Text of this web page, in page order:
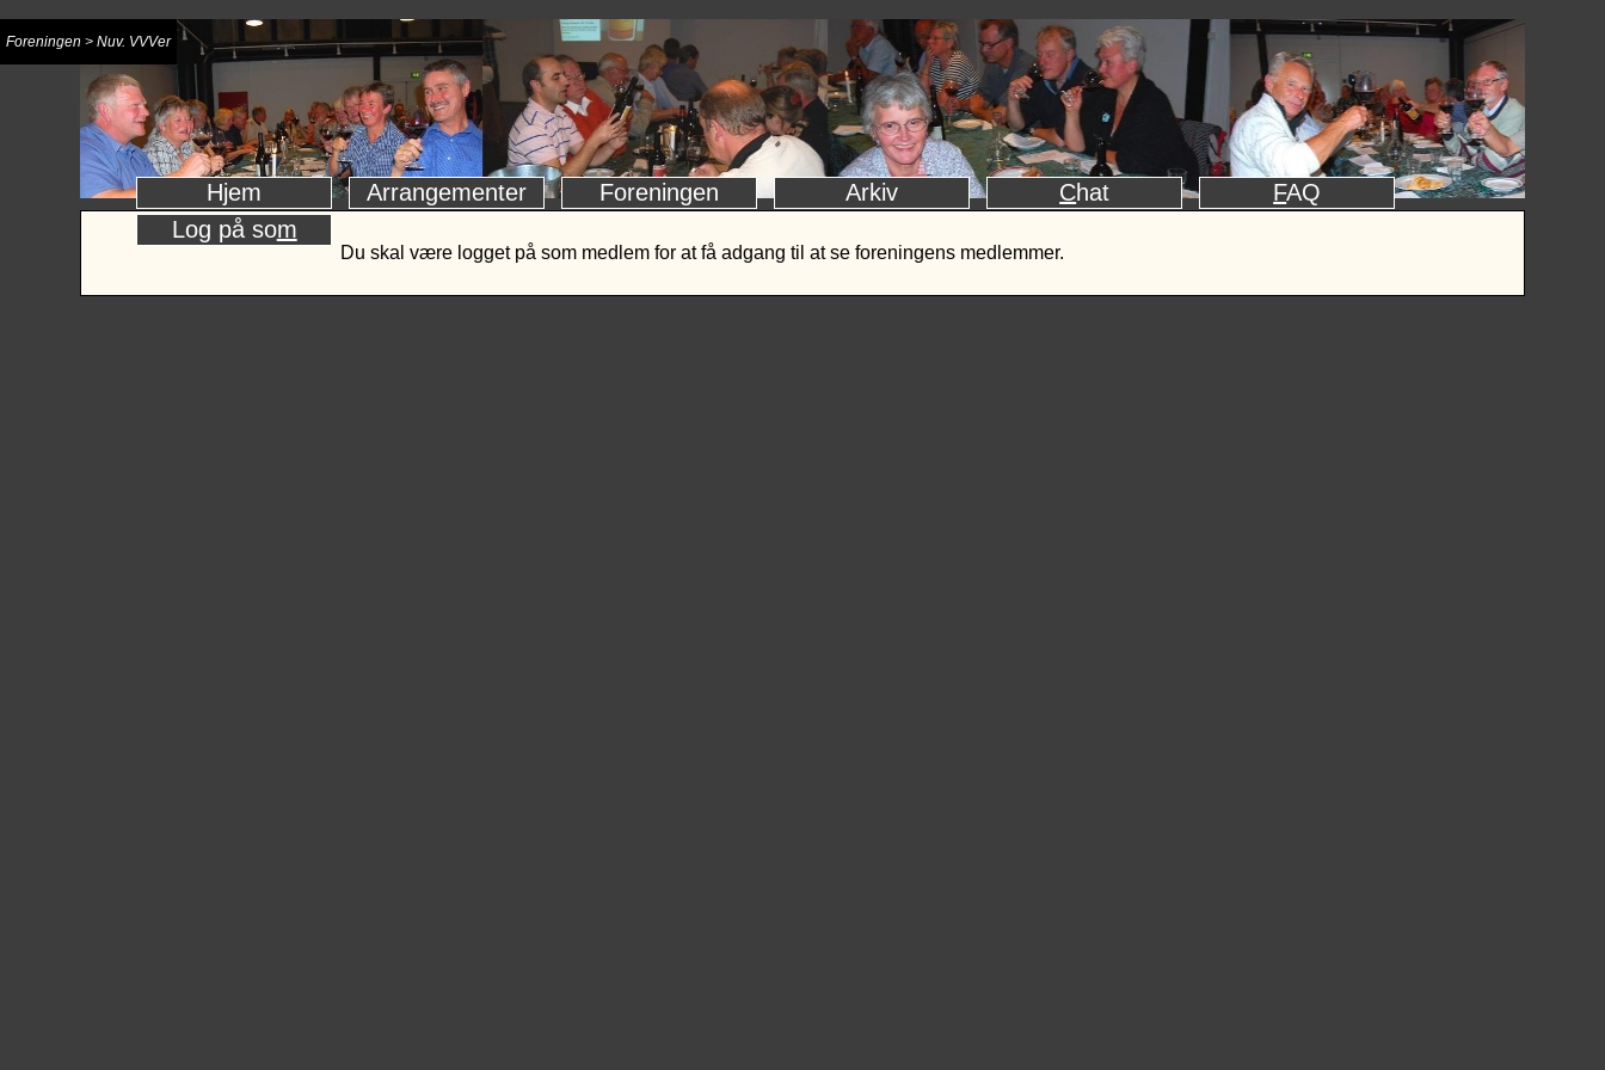
Foreningen > Nuv. VVVer
Hjem Arrangementer Foreningen Arkiv Chat FAQ
Log på som
Du skal være logget på som medlem for at få adgang til at se foreningens medlemmer.